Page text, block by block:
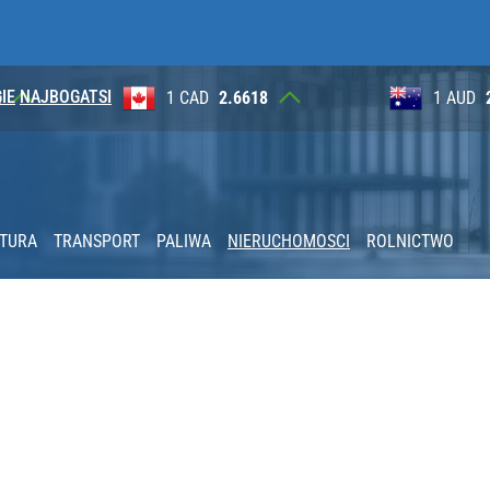
NAJBOGATSI 1 AUD 2.6265 100
TRANSPORT PALIWA NIERUCHOMOSCI ROLNICTWO